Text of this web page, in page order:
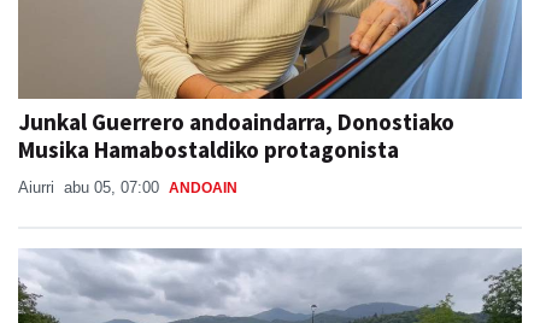
Junkal Guerrero andoaindarra, Donostiako
Musika Hamabostaldiko protagonista
Aiurri abu 05, 07:00 ANDOAIN